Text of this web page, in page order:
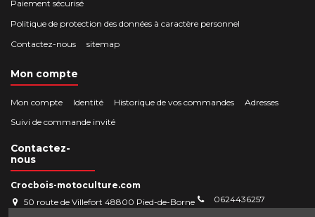
Paiement sécurisé
Politique de protection des données à caractère personnel
Contactez-nous
sitemap
Mon compte
Mon compte Identité Historique de vos commandes
Adresses
Suivi de commande invité
Contactez-
nous
Crocbois-motoculture.com
50 route de Villefort 48800 Pied-de-Borne
0624436257